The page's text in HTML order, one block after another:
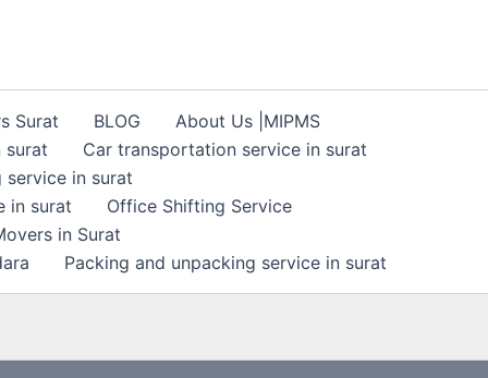
Surat BLOG
About Us |MIPMS
surat
Car transportation service in surat
service in surat
in surat
Office Shifting Service
in Surat
Packing and unpacking service in surat